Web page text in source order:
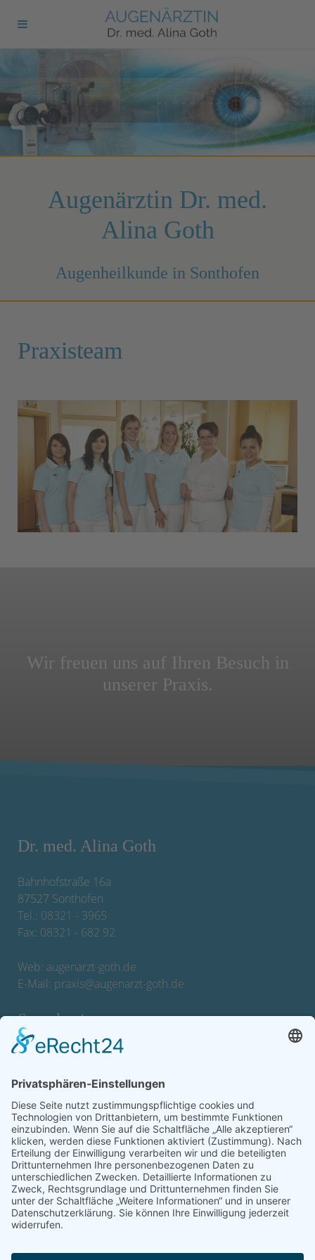
Augenärztin Dr. med.
Alina Goth
Augenheilkunde in Sonthofen
Praxisteam
Wir freuen uns auf Ihren Besuch in
unserer Praxis.
Dr. med. Alina Goth
Bahnhofstraße 16a
87527 Sonthofen
Tel.: 08321 - 3965
Fax: 08321 - 682 92
Web: augenarzt-goth.de
E-Mail: praxis@augenarzt-goth.de
Sprechzeiten
08.00 - 12.00 Uhr und 14.00 - 18.00 Uhr
außer Mittwoch (OP-Tag)
Freitag:
08.00 - 12.00 Uhr
und Termine nach Vereinbarung
Operationen, Laserbehandlungen und Privatsprechstunde
nach Vereinbarung